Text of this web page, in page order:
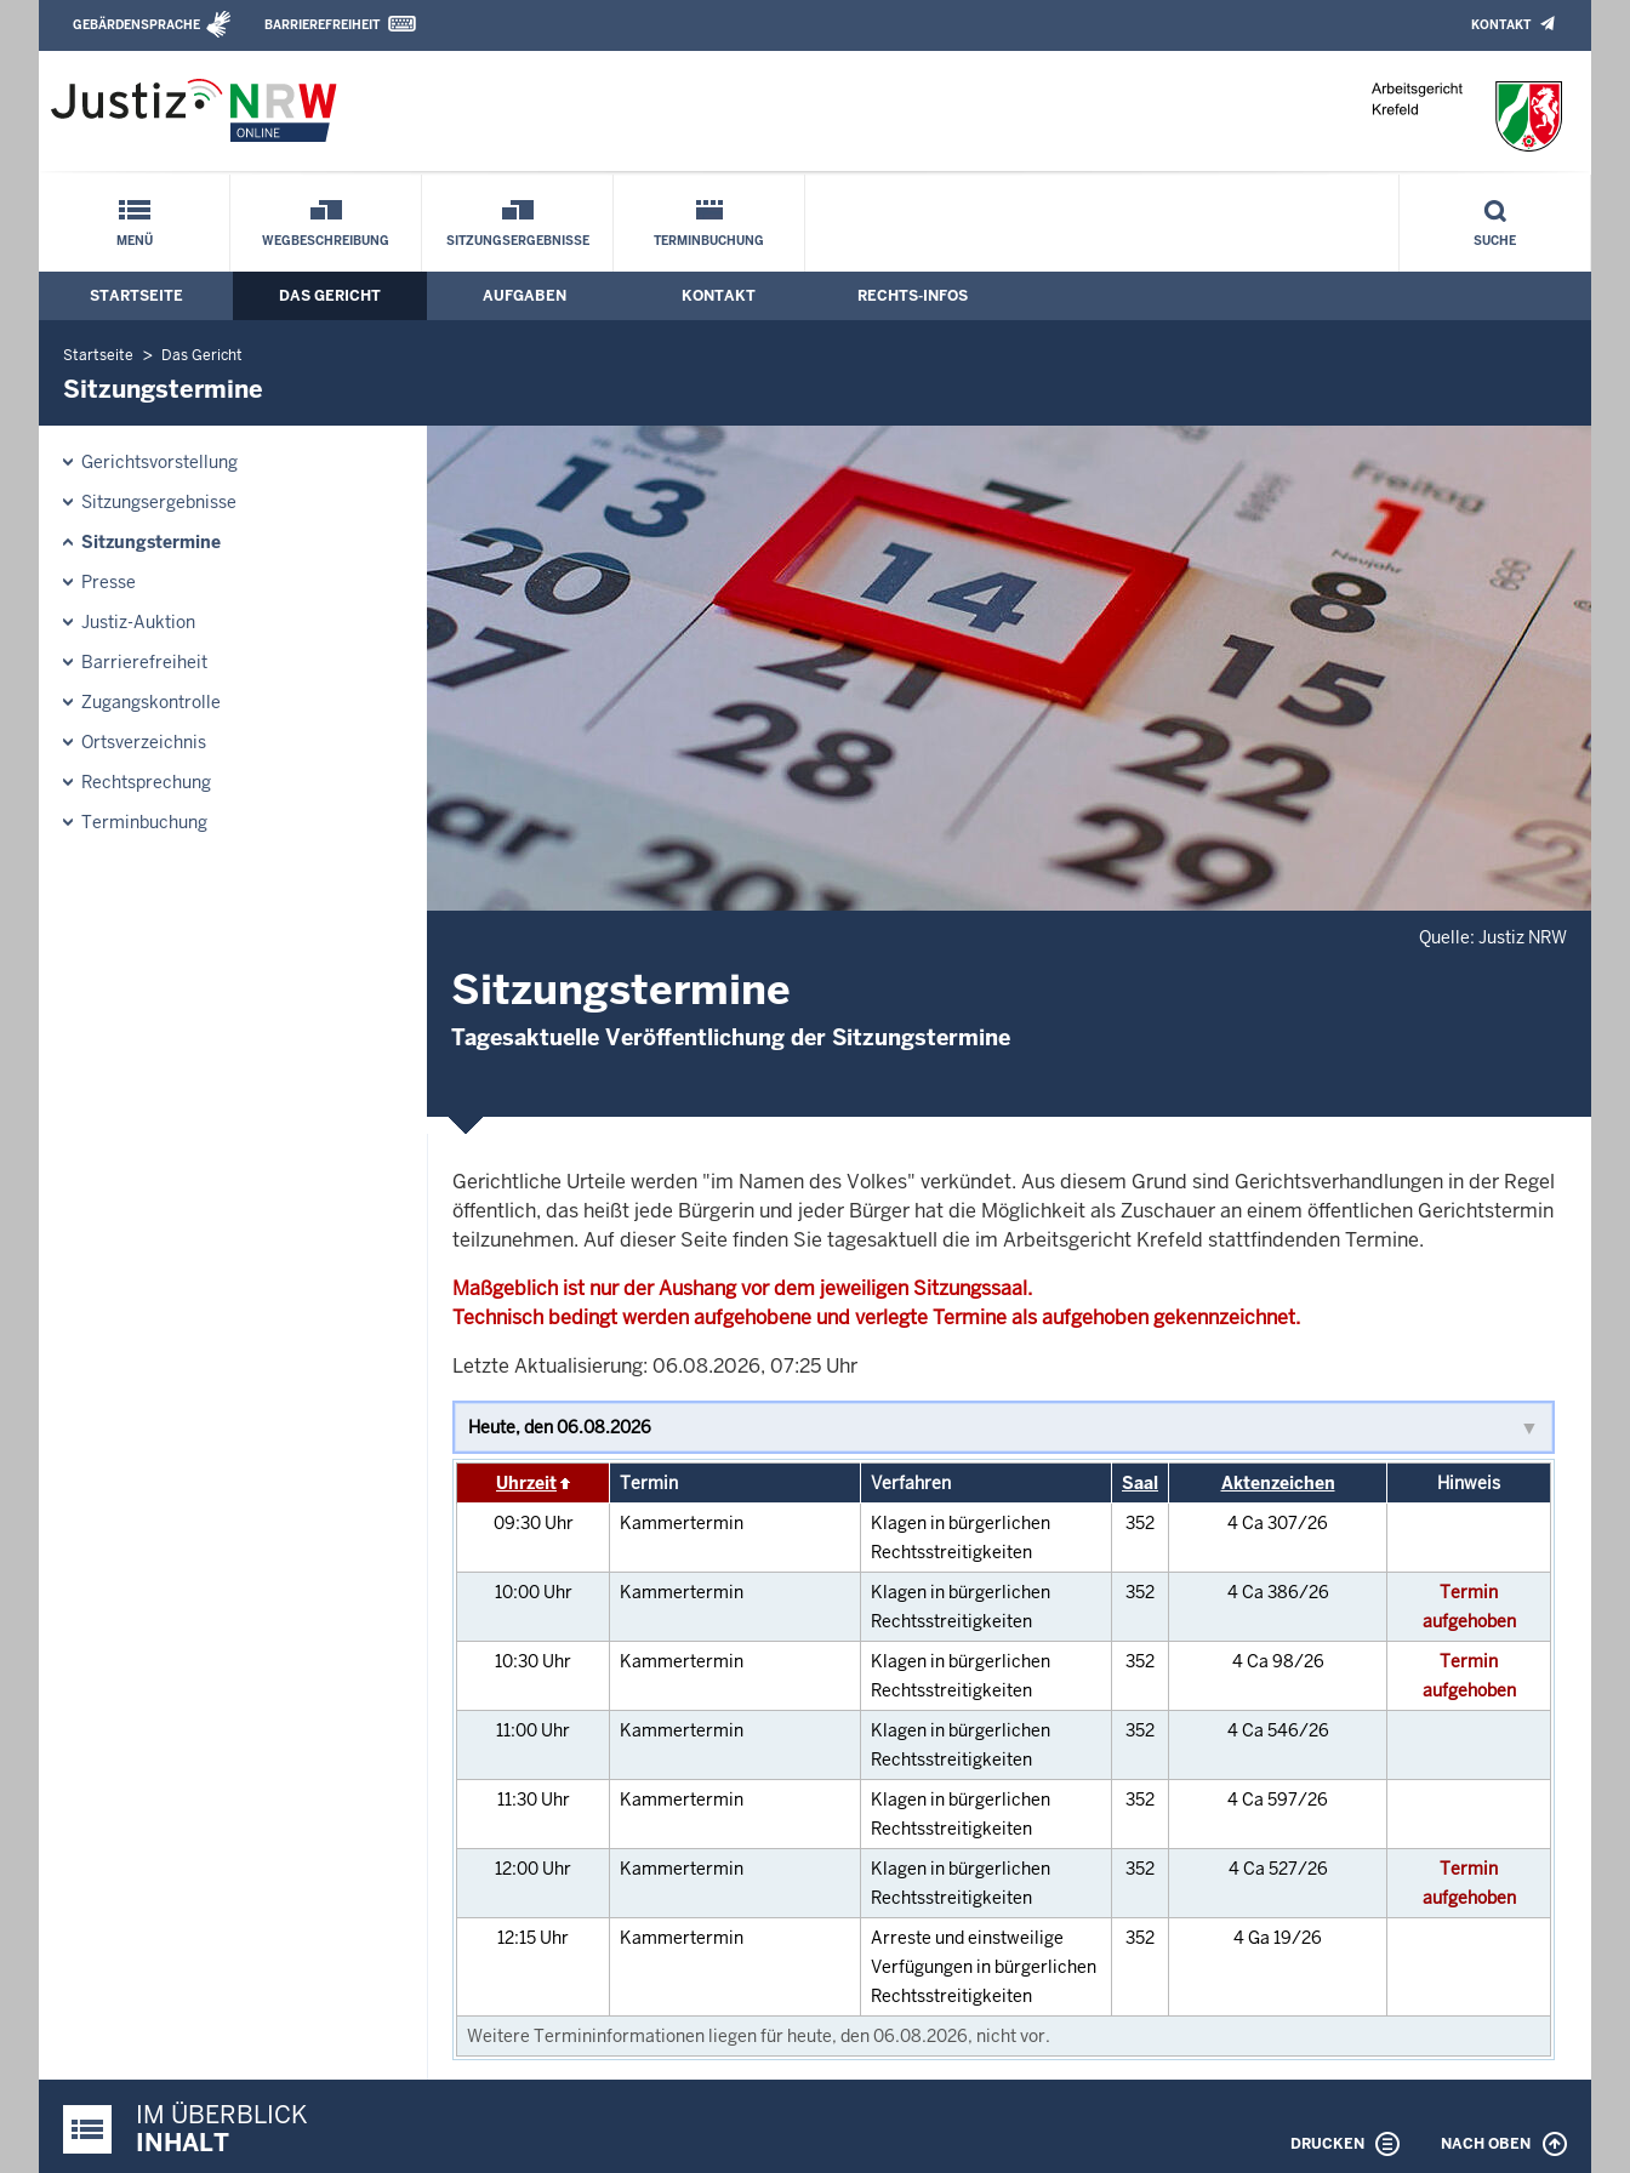
Arbeitsgericht Krefeld: Sitzungstermine
Direkt zum Inhalt
Leichte Sprache, Gebärdensprachenvideo und Kontaktformular
GEBÄRDENSPRACHE BARRIEREFREIHEIT KONTAKT
Schnellnavigation mit Volltext-Suche
MENÜ WEGBESCHREIBUNG SITZUNGSERGEBNISSE TERMINBUCHUNG SUCHE
Hauptmenü: Hauptnavigation
STARTSEITE DAS GERICHT AUFGABEN KONTAKT RECHTS-INFOS
Startseite Das Gericht
Sitzungstermine
Gerichtsvorstellung
Sitzungsergebnisse
Sitzungstermine
Presse
Justiz-Auktion
Barrierefreiheit
Zugangskontrolle
Ortsverzeichnis
Rechtsprechung
Terminbuchung
Quelle: Justiz NRW
Sitzungstermine
Tagesaktuelle Veröffentlichung der Sitzungstermine
Gerichtliche Urteile werden "im Namen des Volkes" verkündet. Aus diesem Grund sind Gerichtsverhandlungen in der Regel
öffentlich, das heißt jede Bürgerin und jeder Bürger hat die Möglichkeit als Zuschauer an einem öffentlichen Gerichtstermin
teilzunehmen. Auf dieser Seite finden Sie tagesaktuell die im Arbeitsgericht Krefeld stattfindenden Termine.
Maßgeblich ist nur der Aushang vor dem jeweiligen Sitzungssaal.
Technisch bedingt werden aufgehobene und verlegte Termine als aufgehoben gekennzeichnet.
Letzte Aktualisierung: 06.08.2026, 07:25 Uhr
Uhrzeit Termin Verfahren Saal Aktenzeichen
Hinweis
09:30 Uhr Kammertermin
Klagen in bürgerlichen
Rechtsstreitigkeiten
352 4 Ca 307/26
10:00 Uhr Kammertermin
Klagen in bürgerlichen
Rechtsstreitigkeiten
352 4 Ca 386/26
Termin
aufgehoben
10:30 Uhr Kammertermin
Klagen in bürgerlichen
Rechtsstreitigkeiten
352 4 Ca 98/26
Termin
aufgehoben
11:00 Uhr Kammertermin
Klagen in bürgerlichen
Rechtsstreitigkeiten
352 4 Ca 546/26
11:30 Uhr Kammertermin
Klagen in bürgerlichen
Rechtsstreitigkeiten
352 4 Ca 597/26
12:00 Uhr Kammertermin
Klagen in bürgerlichen
Rechtsstreitigkeiten
352 4 Ca 527/26
Termin
aufgehoben
12:15 Uhr Kammertermin
Arreste und einstweilige
Verfügungen in bürgerlichen
Rechtsstreitigkeiten
352 4 Ga 19/26
Weitere Termininformationen liegen für heute, den 06.08.2026, nicht vor.
Justiz-Portal im Überblick:
IM ÜBERBLICK
INHALT
DRUCKEN NACH OBEN